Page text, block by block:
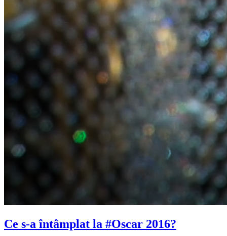
Ce s-a întâmplat la #Oscar 2016?